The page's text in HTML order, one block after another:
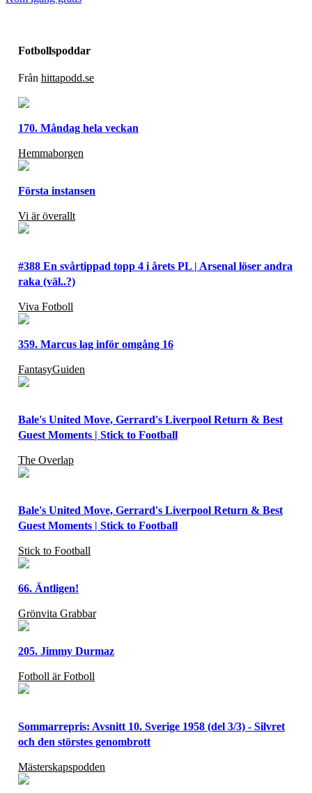
Fotbollspoddar
Från hittapodd.se
170. Måndag hela veckan
Hemmaborgen
Första instansen
Vi är överallt
#388 En svårtippad topp 4 i årets PL | Arsenal löser andra
raka (väl..?)
Viva Fotboll
359. Marcus lag inför omgång 16
FantasyGuiden
Bale's United Move, Gerrard's Liverpool Return & Best
Guest Moments | Stick to Football
The Overlap
Bale's United Move, Gerrard's Liverpool Return & Best
Guest Moments | Stick to Football
Stick to Football
66. Äntligen!
Grönvita Grabbar
205. Jimmy Durmaz
Fotboll är Fotboll
Sommarrepris: Avsnitt 10. Sverige 1958 (del 3/3) - Silvret
och den störstes genombrott
Mästerskapspodden